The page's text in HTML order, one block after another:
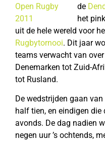
de
het
uit de hele wereld voor
Rugbytornooi. Dit jaar
teams verwacht van
Denemarken tot Zuid-
tot Rusland.
De wedstrijden gaan
half tien, en eindigen die
avonds. De dag nadien
negen uur ’s ochtends,